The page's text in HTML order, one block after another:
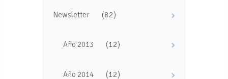
Newsletter (82)
Año 2013 (12)
Año 2014 (12)